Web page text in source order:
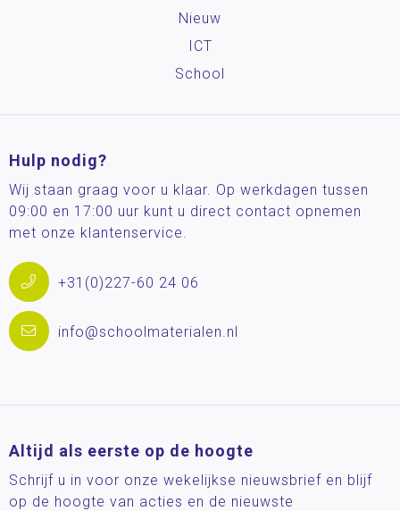
Nieuw
ICT
School
Hulp nodig?
Wij staan graag voor u klaar. Op werkdagen tussen
09:00 en 17:00 uur kunt u direct contact opnemen
met onze klantenservice.
+31(0)227-60 24 06
info@schoolmaterialen.nl
Altijd als eerste op de hoogte
Schrijf u in voor onze wekelijkse nieuwsbrief en blijf
op de hoogte van acties en de nieuwste